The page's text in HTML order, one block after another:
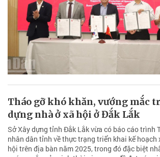
Tháo gỡ khó khăn, vướng mắc
dựng nhà ở xã hội ở Đắk Lắk
Sở Xây dựng tỉnh Đắk Lắk vừa có báo cáo trình
nhân dân tỉnh về thực trạng triển khai kế hoạch
hội trên địa bàn năm 2025, trong đó đặc biệt